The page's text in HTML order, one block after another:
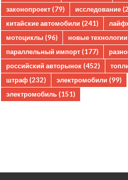
законопроект (79) исследование
китайские автомобили (241)
мотоциклы (96) новые технологии
параллельный импорт (177)
российский авторынок (452)
штраф (232) электромобили (99)
электромобиль (151)